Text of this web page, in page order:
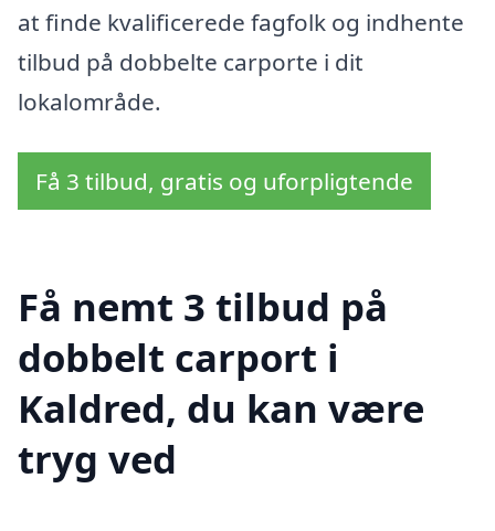
at finde kvalificerede fagfolk og indhente
tilbud på dobbelte carporte i dit
lokalområde.
Få 3 tilbud, gratis og uforpligtende
Få nemt 3 tilbud på
dobbelt carport i
Kaldred, du kan være
tryg ved